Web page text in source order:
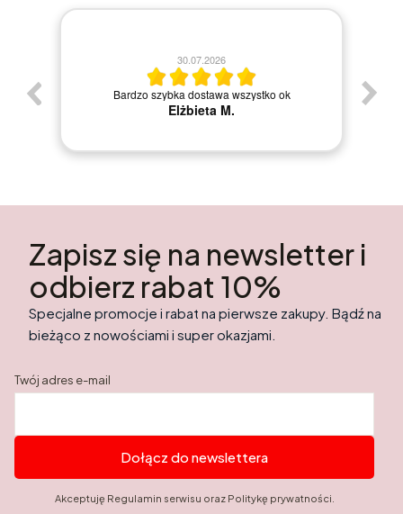
30.07.2026
Bardzo szybka dostawa wszystko ok
Elżbieta M.
Zapisz się na newsletter i
odbierz rabat 10%
Specjalne promocje i rabat na pierwsze zakupy. Bądź na
bieżąco z nowościami i super okazjami.
Twój adres e-mail
Dołącz do newslettera
Akceptuję Regulamin serwisu oraz Politykę prywatności.